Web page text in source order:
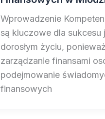
Wprowadzenie
są kluczowe dla sukcesu
dorosłym życiu,
zarządzanie finansami
podejmowanie
finansowych